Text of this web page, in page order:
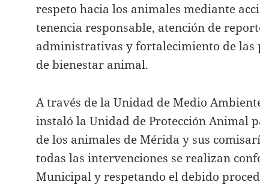
respeto hacia los animales mediante
tenencia responsable, atención de
administrativas y fortalecimiento de las
de bienestar animal.
A través de la Unidad de Medio
instaló la Unidad de Protección Animal
de los animales de Mérida y sus
todas las intervenciones se realizan
Municipal y respetando el debido